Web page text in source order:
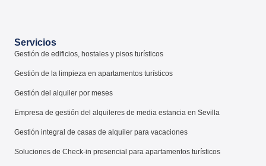
Servicios
Gestión de edificios, hostales y pisos turísticos
Gestión de la limpieza en apartamentos turísticos
Gestión del alquiler por meses
Empresa de gestión del alquileres de media estancia en Sevilla
Gestión integral de casas de alquiler para vacaciones
Soluciones de Check-in presencial para apartamentos turísticos